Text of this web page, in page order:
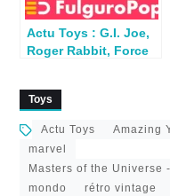
Actu Toys : G.I. Joe,
Roger Rabbit, Force
Toys
Actu Toys Amazing
marvel
Masters of the Universe
mondo
rétro vintage